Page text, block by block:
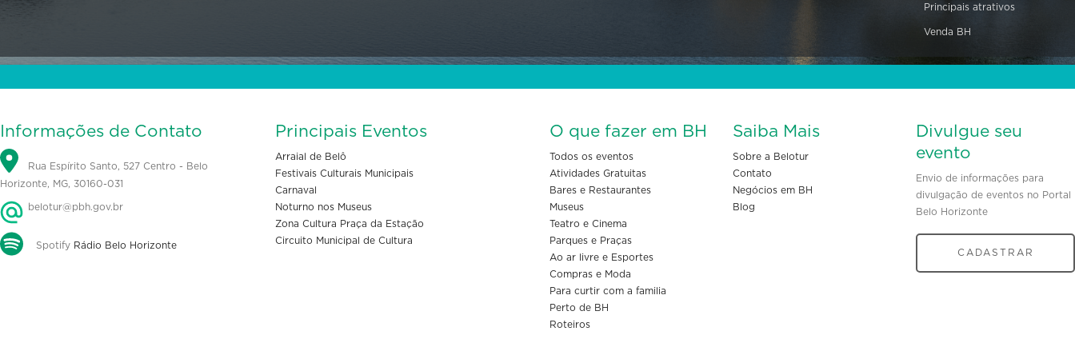
Principais atrativos
Venda BH
Informações de Contato
Rua Espírito Santo, 527 Centro - Belo
Horizonte, MG, 30160-031
belotur@pbh.gov.br
Spotify Rádio Belo Horizonte
Principais Eventos
Arraial de Belô
Festivais Culturais Municipais
Carnaval
Noturno nos Museus
Zona Cultura Praça da Estação
Circuito Municipal de Cultura
O que fazer em BH
Todos os eventos
Atividades Gratuitas
Bares e Restaurantes
Museus
Teatro e Cinema
Parques e Praças
Ao ar livre e Esportes
Compras e Moda
Para curtir com a familia
Perto de BH
Roteiros
Saiba Mais
Sobre a Belotur
Contato
Negócios em BH
Blog
Divulgue seu
evento
Envio de informações para
divulgação de eventos no Portal
Belo Horizonte
CADASTRAR